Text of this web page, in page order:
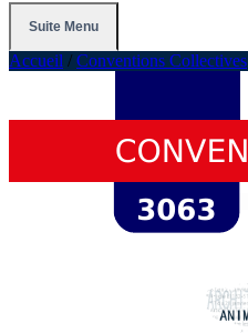
Suite Menu
Accueil / Conventions Collectives